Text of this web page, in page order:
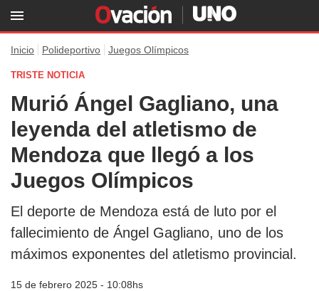
Inicio Polideportivo Juegos Olímpicos
TRISTE NOTICIA
Murió Ángel Gagliano, una
leyenda del atletismo de
Mendoza que llegó a los
Juegos Olímpicos
El deporte de Mendoza está de luto por el
fallecimiento de Ángel Gagliano, uno de los
máximos exponentes del atletismo provincial.
15 de febrero 2025 - 10:08hs